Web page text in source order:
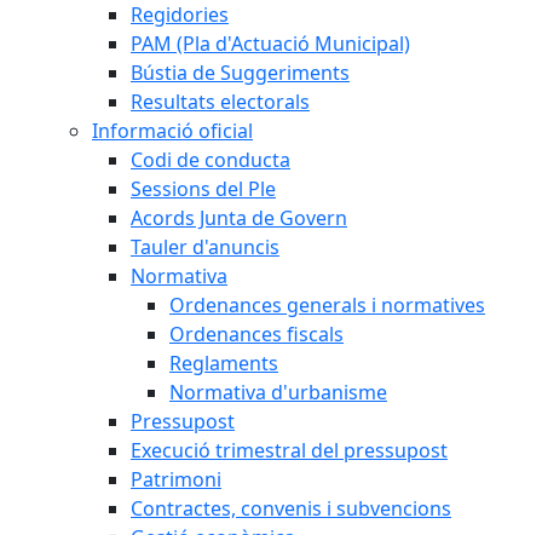
Regidories
PAM (Pla d'Actuació Municipal)
Bústia de Suggeriments
Resultats electorals
Informació oficial
Codi de conducta
Sessions del Ple
Acords Junta de Govern
Tauler d'anuncis
Normativa
Ordenances generals i normatives
Ordenances fiscals
Reglaments
Normativa d'urbanisme
Pressupost
Execució trimestral del pressupost
Patrimoni
Contractes, convenis i subvencions